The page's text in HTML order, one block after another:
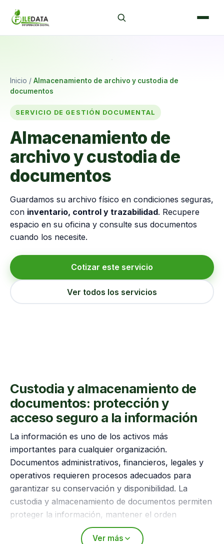
Inicio / Almacenamiento de archivo y custodia de
documentos
SERVICIO DE GESTIÓN DOCUMENTAL
Almacenamiento de
archivo y custodia de
documentos
Guardamos su archivo físico en condiciones seguras,
con inventario, control y trazabilidad. Recupere
espacio en su oficina y consulte sus documentos
cuando los necesite.
Cotizar este servicio
Ver todos los servicios
Custodia y almacenamiento de
documentos: protección y
acceso seguro a la información
La información es uno de los activos más
importantes para cualquier organización.
Documentos administrativos, financieros, legales y
operativos requieren procesos adecuados para
garantizar su conservación y disponibilidad. La
custodia y almacenamiento de documentos permiten
proteger la información, mantener el orden
documental y asegurar un acceso eficiente cuando
Ver más